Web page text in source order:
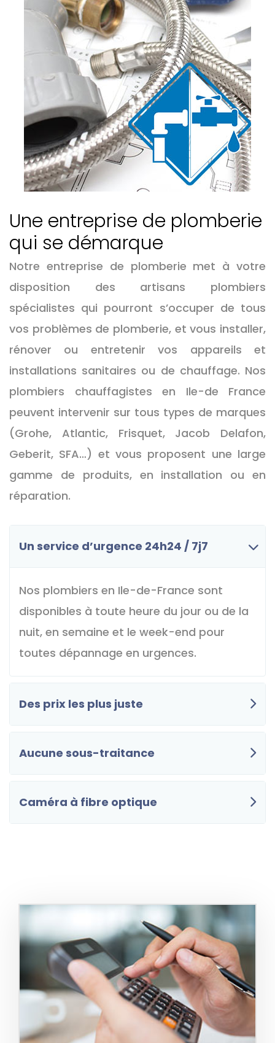
Une entreprise de plomberie
qui se démarque
Notre entreprise de plomberie met à votre
disposition des artisans plombiers
spécialistes qui pourront s’occuper de tous
vos problèmes de plomberie, et vous installer,
rénover ou entretenir vos appareils et
installations sanitaires ou de chauffage. Nos
plombiers chauffagistes en Ile-de France
peuvent intervenir sur tous types de marques
(Grohe, Atlantic, Frisquet, Jacob Delafon,
Geberit, SFA…) et vous proposent une large
gamme de produits, en installation ou en
réparation.
Un service d’urgence 24h24 / 7j7
Nos plombiers en Ile-de-France sont
disponibles à toute heure du jour ou de la
nuit, en semaine et le week-end pour
toutes dépannage en urgences.
Des prix les plus juste
Aucune sous-traitance
Caméra à fibre optique